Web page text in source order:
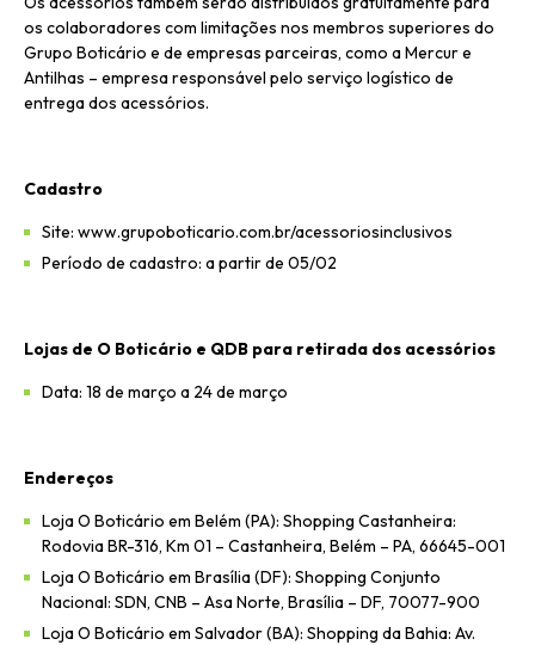
os colaboradores com limitações nos membros superiores do
Grupo Boticário e de empresas parceiras, como a Mercur e
Antilhas – empresa responsável pelo serviço logístico de
entrega dos acessórios.
Cadastro
Site: www.grupoboticario.com.br/acessoriosinclusivos
Período de cadastro: a partir de 05/02
Lojas de O Boticário e QDB para retirada dos acessórios
Data: 18 de março a 24 de março
Endereços
Loja O Boticário em Belém (PA): Shopping Castanheira:
Rodovia BR-316, Km 01 – Castanheira, Belém – PA, 66645-001
Loja O Boticário em Brasília (DF): Shopping Conjunto
Nacional: SDN, CNB – Asa Norte, Brasília – DF, 70077-900
Loja O Boticário em Salvador (BA): Shopping da Bahia: Av.